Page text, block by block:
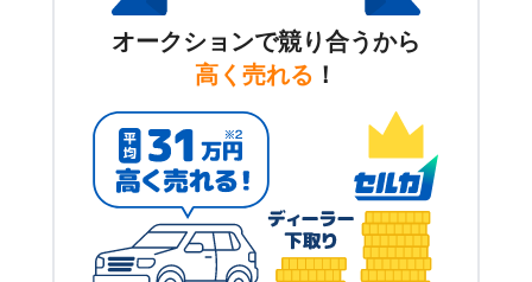
オークションで競り合うから
高く売れる ！